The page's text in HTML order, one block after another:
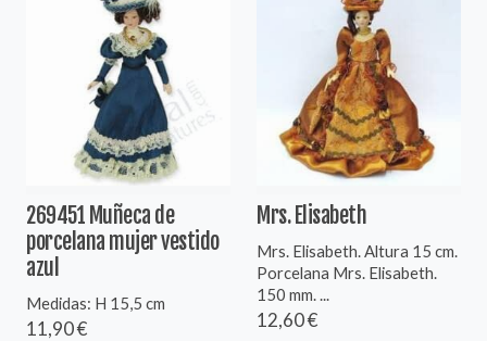
269451 Muñeca de
porcelana mujer vestido
azul
Medidas: H 15,5 cm
11,90 €
Mrs. Elisabeth
Mrs. Elisabeth. Altura 15 cm.
Porcelana Mrs. Elisabeth.
150 mm. ...
12,60 €